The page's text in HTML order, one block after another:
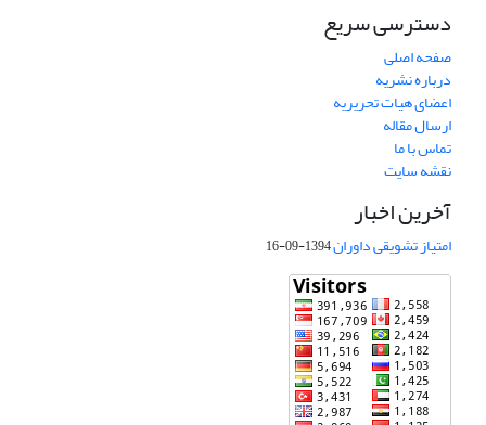
دسترسی سریع
صفحه اصلی
درباره نشریه
اعضای هیات تحریریه
ارسال مقاله
تماس با ما
نقشه سایت
آخرین اخبار
امتیاز تشویقی داوران1394-09-16